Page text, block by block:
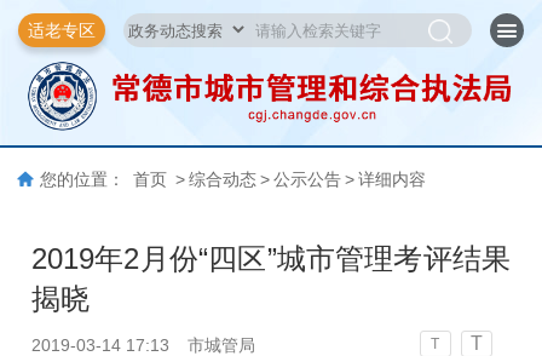
适老专区
您的位置： 首页 > 综合动态 > 公示公告 > 详细内容
2019年2月份“四区”城市管理考评结果
揭晓
2019-03-14 17:13 市城管局 T T